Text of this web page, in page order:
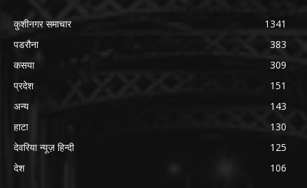
कुशीनगर समाचार
1341
पडरौना
383
कसया
309
प्रदेश
151
अन्य
143
हाटा
130
देवरिया न्यूज़ हिन्दी
125
देश
106